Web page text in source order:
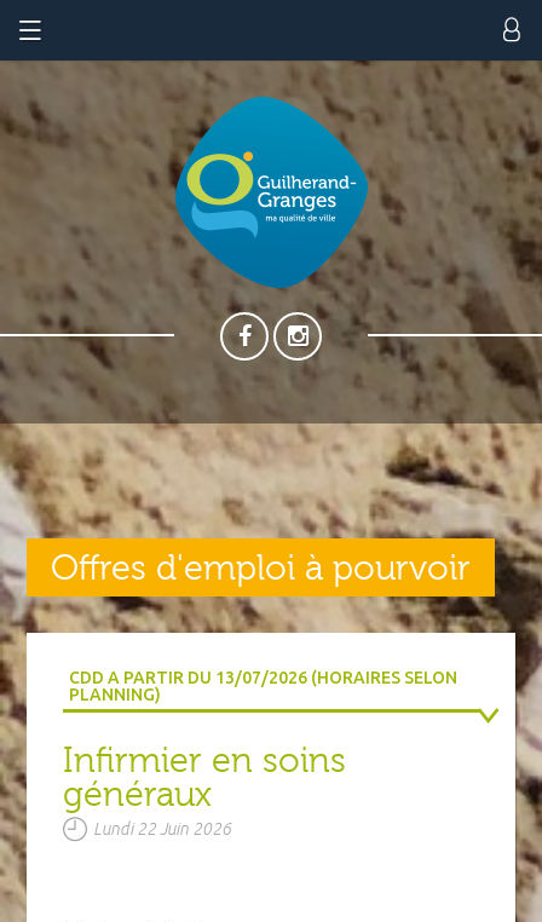
Offres d'emploi à pourvoir
CDD A PARTIR DU 13/07/2026 (HORAIRES SELON
PLANNING)
Infirmier en soins
généraux
Lundi 22 Juin 2026